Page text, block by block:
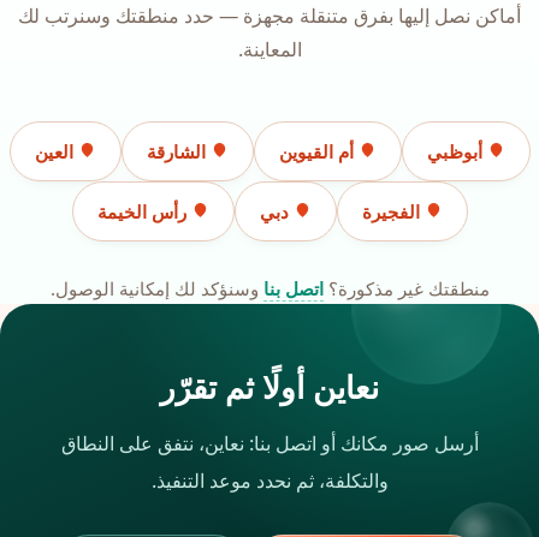
أماكن نصل إليها بفرق متنقلة مجهزة — حدد منطقتك وسنرتب لك
المعاينة.
أبوظبي أم القيوين الشارقة العين
الفجيرة دبي رأس الخيمة
منطقتك غير مذكورة؟اتصل بنا وسنؤكد لك إمكانية الوصول.
نعاين أولًا ثم تقرّر
أرسل صور مكانك أو اتصل بنا: نعاين، نتفق على النطاق
والتكلفة، ثم نحدد موعد التنفيذ.